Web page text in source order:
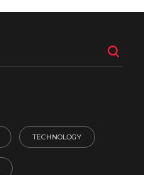
TECHNOLOGY